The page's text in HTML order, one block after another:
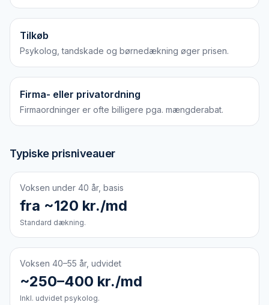
Tilkøb
Psykolog, tandskade og børnedækning øger prisen.
Firma- eller privatordning
Firmaordninger er ofte billigere pga. mængderabat.
Typiske prisniveauer
Voksen under 40 år, basis
fra ~120 kr./md
Standard dækning.
Voksen 40–55 år, udvidet
~250–400 kr./md
Inkl. udvidet psykolog.